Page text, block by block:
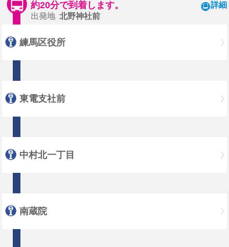
約20分で到着します。
出発地 北野神社前
詳細
練馬区役所
東電支社前
中村北一丁目
南蔵院